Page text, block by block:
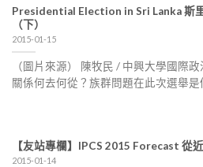
Presidential Election in Sri Lanka 斯
（下）
2015-01-15
（圖片來源） 陳牧民 / 中興大學國際
關係何去何從？族群問題在此次選舉是
【友站專欄】IPCS 2015 Forecast 從
2015-01-14